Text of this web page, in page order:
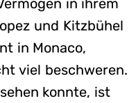
und Kitzbühel
in Monaco,
viel beschweren.
konnte, ist